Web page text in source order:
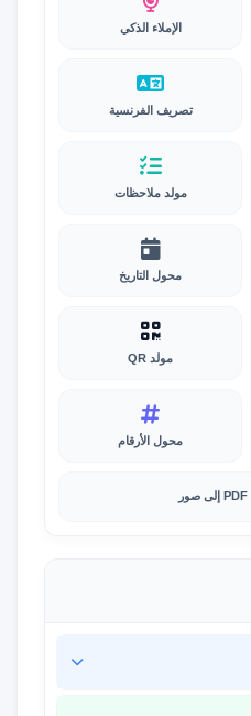
الإملاء الذكي
تصريف الفرنسية
مولد ملاحظات
محول التاريخ
مولد QR
محول الأرقام